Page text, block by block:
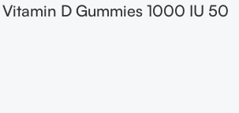
D Gummies 1000 IU 50